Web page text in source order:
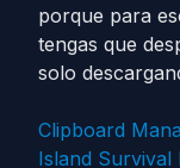
porque para
tengas que
solo
Clipboard
Island Survival